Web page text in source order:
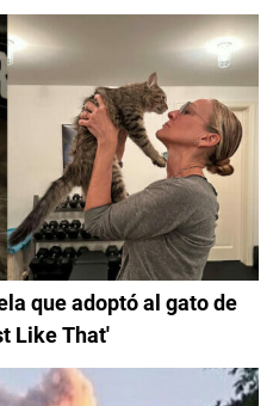
que adoptó al gato de
Like That'